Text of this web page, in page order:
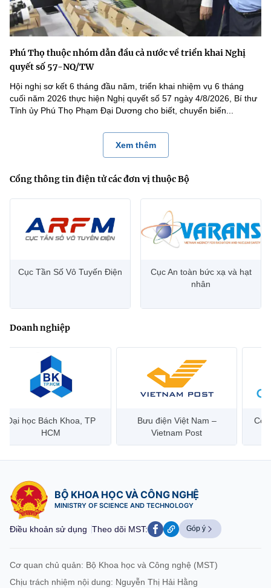
Phú Thọ thuộc nhóm dẫn đầu cả nước về triển khai Nghị
quyết số 57-NQ/TW
Hội nghị sơ kết 6 tháng đầu năm, triển khai nhiệm vụ 6 tháng
cuối năm 2026 thực hiện Nghị quyết số 57 ngày 4/8/2026, Bí thư
Tỉnh ủy Phú Thọ Phạm Đại Dương cho biết, chuyển biến...
Xem thêm
Cổng thông tin điện tử các đơn vị thuộc Bộ
Cục Tần Số Vô Tuyến Điện
Cục An toàn bức xạ và hạt
nhân
Doanh nghiệp
Đại học Bách Khoa, TP
HCM
Bưu điện Việt Nam –
Vietnam Post
BỘ KHOA HỌC VÀ CÔNG NGHỆ
MINISTRY OF SCIENCE AND TECHNOLOGY
Điều khoản sử dụng Theo dõi MST: Góp ý
Cơ quan chủ quản: Bộ Khoa học và Công nghệ (MST)
Chịu trách nhiệm nội dung: Nguyễn Thị Hải Hằng